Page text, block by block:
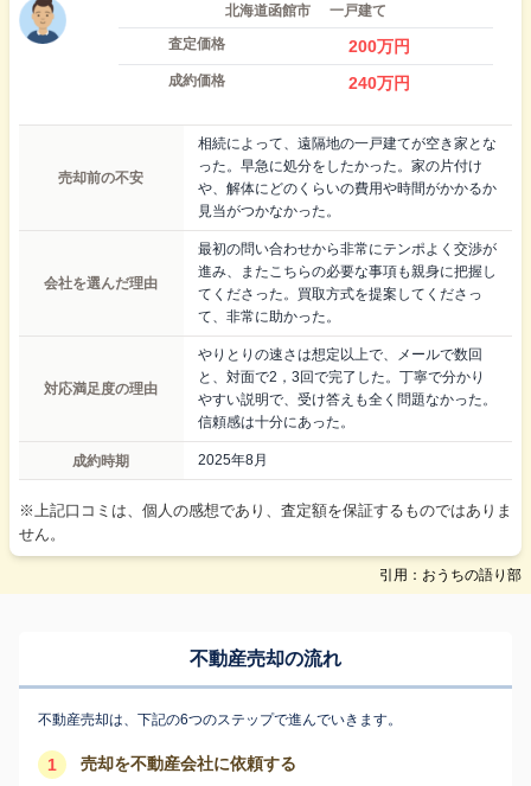
北海道函館市
一戸建て
査定価格
200万円
成約価格 240万円
売却前の不安
相続によって、遠隔地の一戸建てが空き家とな
った。早急に処分をしたかった。家の片付け
や、解体にどのくらいの費用や時間がかかるか
見当がつかなかった。
会社を選んだ理由
最初の問い合わせから非常にテンポよく交渉が
進み、またこちらの必要な事項も親身に把握し
てくださった。買取方式を提案してくださっ
て、非常に助かった。
対応満足度の理由
やりとりの速さは想定以上で、メールで数回
と、対面で2，3回で完了した。丁寧で分かり
やすい説明で、受け答えも全く問題なかった。
信頼感は十分にあった。
成約時期 2025年8月
※上記口コミは、個人の感想であり、査定額を保証するものではありま
せん。
引用：おうちの語り部
不動産売却の流れ
不動産売却は、下記の6つのステップで進んでいきます。
1 売却を不動産会社に依頼する